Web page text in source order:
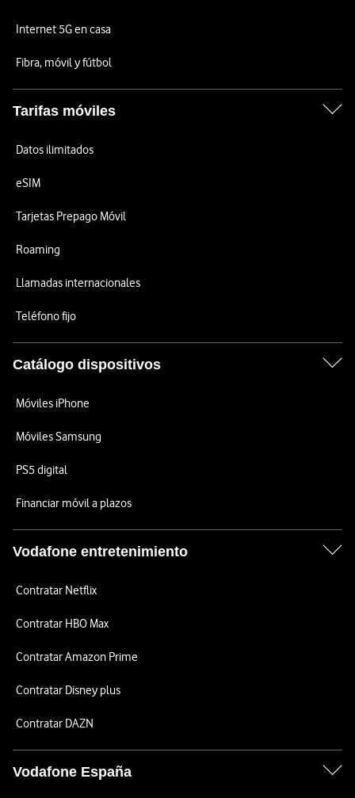
Internet 5G en casa
Fibra, móvil y fútbol
Tarifas móviles
Datos ilimitados
eSIM
Tarjetas Prepago Móvil
Roaming
Llamadas internacionales
Teléfono fijo
Catálogo dispositivos
Móviles iPhone
Móviles Samsung
PS5 digital
Financiar móvil a plazos
Vodafone entretenimiento
Contratar Netflix
Contratar HBO Max
Contratar Amazon Prime
Contratar Disney plus
Contratar DAZN
Vodafone España